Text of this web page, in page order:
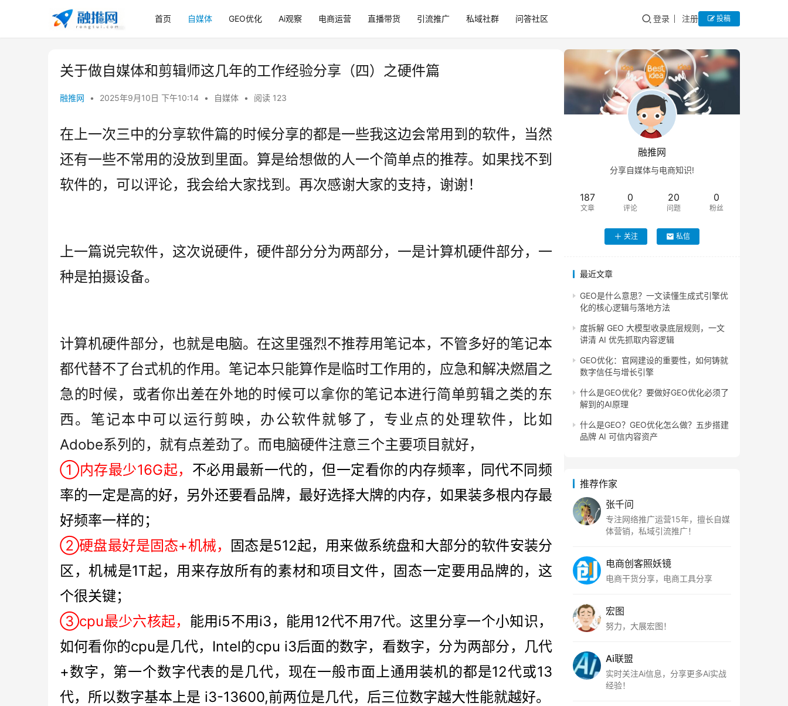
首页 自媒体 GEO优化 Ai观察 电商运营 直播带货 引流推广 私域社群 问答社区 登录 注册 投稿
关于做自媒体和剪辑师这几年的工作经验分享（四）之硬件篇
融推网 • 2025年9月10日 下午10:14 • 自媒体 • 阅读 123
在上一次三中的分享软件篇的时候分享的都是一些我这边会常用到的软件，当然
还有一些不常用的没放到里面。算是给想做的人一个简单点的推荐。如果找不到
软件的，可以评论，我会给大家找到。再次感谢大家的支持，谢谢！
上一篇说完软件，这次说硬件，硬件部分分为两部分，一是计算机硬件部分，一
种是拍摄设备。
计算机硬件部分，也就是电脑。在这里强烈不推荐用笔记本，不管多好的笔记本
都代替不了台式机的作用。笔记本只能算作是临时工作用的，应急和解决燃眉之
急的时候，或者你出差在外地的时候可以拿你的笔记本进行简单剪辑之类的东
西。笔记本中可以运行剪映，办公软件就够了，专业点的处理软件，比如
Adobe系列的，就有点差劲了。而电脑硬件注意三个主要项目就好，
①内存最少16G起， 不必用最新一代的，但一定看你的内存频率，同代不同频
率的一定是高的好，另外还要看品牌，最好选择大牌的内存，如果装多根内存最
好频率一样的；
②硬盘最好是固态+机械，
固态是512起，用来做系统盘和大部分的软件安装分
区，机械是1T起，用来存放所有的素材和项目文件，固态一定要用品牌的，这
个很关键；
③cpu最少六核起， 能用i5不用i3，能用12代不用7代。这里分享一个小知识，
如何看你的cpu是几代，Intel的cpu i3后面的数字，看数字，分为两部分，几代
+数字，第一个数字代表的是几代，现在一般市面上通用装机的都是12代或13
代，所以数字基本上是 i3-13600,前两位是几代，后三位数字越大性能就越好。
融推网
分享自媒体与电商知识!
187
文章
0
评论
20
问题
0
粉丝
关注 私信
最近文章
GEO是什么意思？一文读懂生成式引擎优
化的核心逻辑与落地方法
度拆解 GEO 大模型收录底层规则，一文
讲清 AI 优先抓取内容逻辑
GEO优化：官网建设的重要性，如何铸就
数字信任与增长引擎
什么是GEO优化？要做好GEO优化必须了
解到的AI原理
什么是GEO？GEO优化怎么做？五步搭建
品牌 AI 可信内容资产
推荐作家
张千问
专注网络推广运营15年，擅长自媒
体营销，私域引流推广！
电商创客照妖镜
电商干货分享，电商工具分享
宏图
努力，大展宏图！
Ai联盟
实时关注Ai信息，分享更多Ai实战
经验！